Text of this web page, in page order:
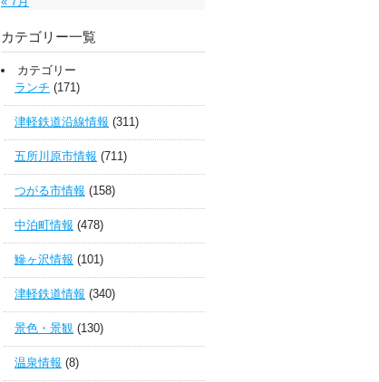
カテゴリー一覧
カテゴリー
ランチ (171)
津軽鉄道沿線情報 (311)
五所川原市情報 (711)
つがる市情報 (158)
中泊町情報 (478)
鰺ヶ沢情報 (101)
津軽鉄道情報 (340)
景色・景観 (130)
温泉情報 (8)